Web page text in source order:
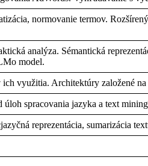
,normovanie termov.Rozšírený
analýza. Sémantická
model.
ichvyužitia. Architektúry založené na
úloh spracovania jazyka a text
reprezentácia,sumarizácia